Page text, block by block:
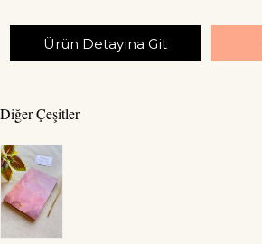
Ürün Detayına Git
Diğer Çeşitler